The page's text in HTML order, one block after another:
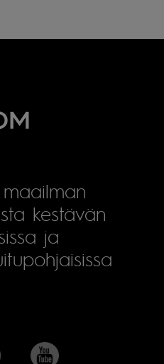
kestävän
ja